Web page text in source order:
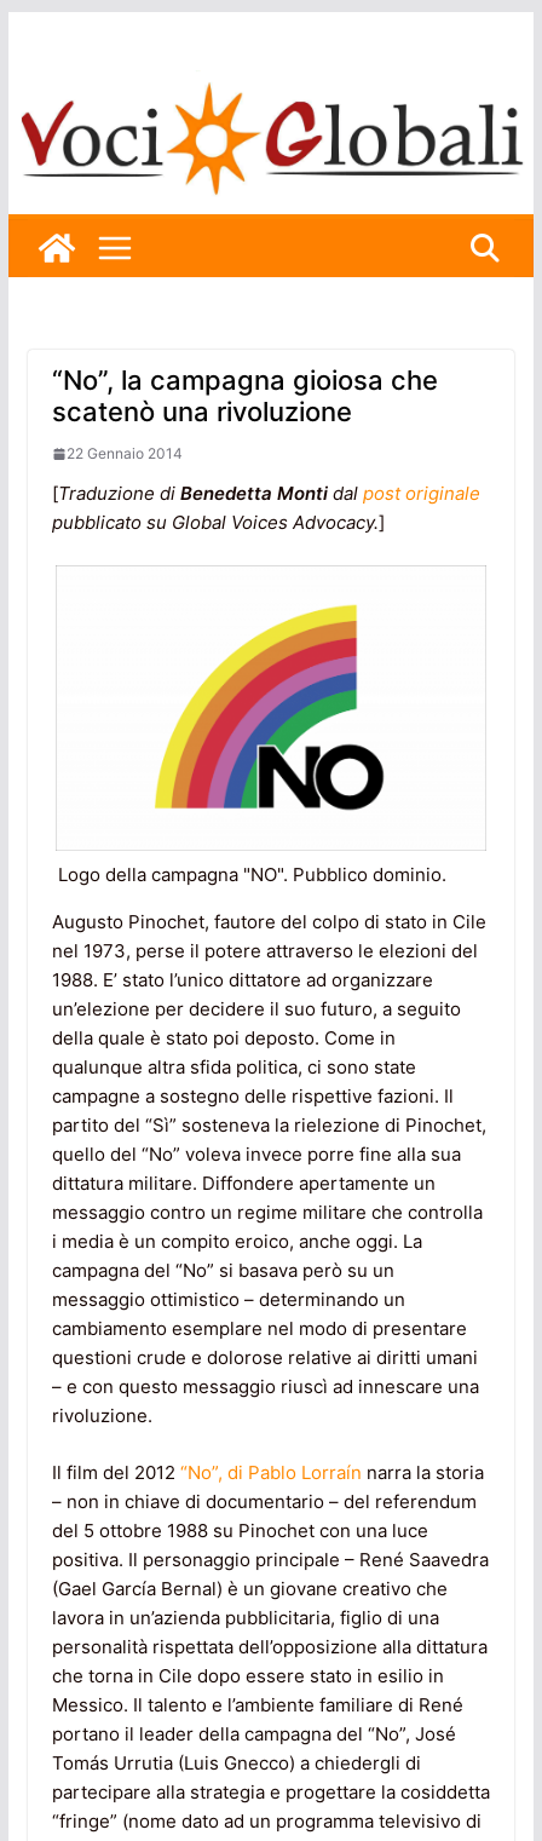
“No”, la campagna gioiosa che
scatenò una rivoluzione
22 Gennaio 2014
[Traduzione di Benedetta Montidal post originale
pubblicato su Global Voices Advocacy.]
Logo della campagna "NO". Pubblico dominio.
Augusto Pinochet, fautore del colpo di stato in Cile
nel 1973, perse il potere attraverso le elezioni del
1988. E’ stato l’unico dittatore ad organizzare
un’elezione per decidere il suo futuro, a seguito
della quale è stato poi deposto. Come in
qualunque altra sfida politica, ci sono state
campagne a sostegno delle rispettive fazioni. Il
partito del “Sì” sosteneva la rielezione di Pinochet,
quello del “No” voleva invece porre fine alla sua
dittatura militare. Diffondere apertamente un
messaggio contro un regime militare che controlla
i media è un compito eroico, anche oggi. La
campagna del “No” si basava però su un
messaggio ottimistico – determinando un
cambiamento esemplare nel modo di presentare
questioni crude e dolorose relative ai diritti umani
– e con questo messaggio riuscì ad innescare una
rivoluzione.
Il film del 2012 “No”, di Pablo Lorraín narra la storia
– non in chiave di documentario – del referendum
del 5 ottobre 1988 su Pinochet con una luce
positiva. Il personaggio principale – René Saavedra
(Gael García Bernal) è un giovane creativo che
lavora in un’azienda pubblicitaria, figlio di una
personalità rispettata dell’opposizione alla dittatura
che torna in Cile dopo essere stato in esilio in
Messico. Il talento e l’ambiente familiare di René
portano il leader della campagna del “No”, José
Tomás Urrutia (Luis Gnecco) a chiedergli di
partecipare alla strategia e progettare la cosiddetta
“fringe” (nome dato ad un programma televisivo di